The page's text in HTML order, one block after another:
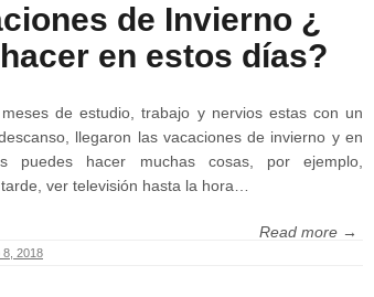
de Invierno ¿
en estos días?
de estudio, trabajo y nervios estas con un
llegaron las vacaciones de invierno y en
puedes hacer muchas cosas, por ejemplo,
ver televisión hasta la hora…
Read more →
8, 2018